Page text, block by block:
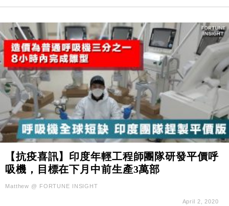
【抗疫喜訊】印度年輕工程師團隊研發平價呼
吸機，目標在下月中前生產3萬部
Matthew @ FORTUNE INSIGHT
April 2, 2020